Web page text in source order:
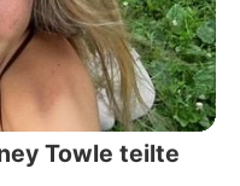
Towle teilte